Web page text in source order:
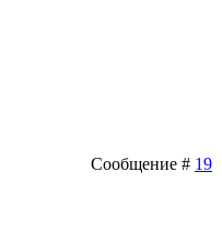
Сообщение # 19